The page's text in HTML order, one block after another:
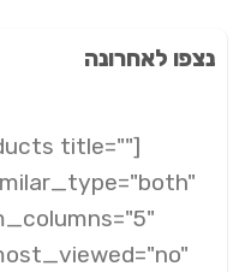
נצפו לאחרונה
title=""